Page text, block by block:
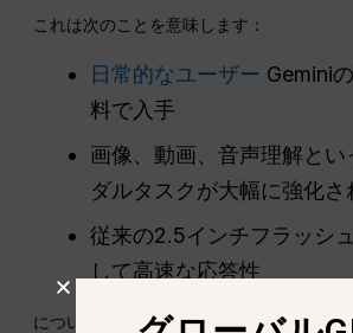
これは次のことを意味します：
日常的なユーザー Gemini
料で入手
画像、動画、音声理解と
ダルタスクが大幅に強化さ
従来の2.5インチフラッシ
して高速な応答性
について 有料価格のみに適用される API